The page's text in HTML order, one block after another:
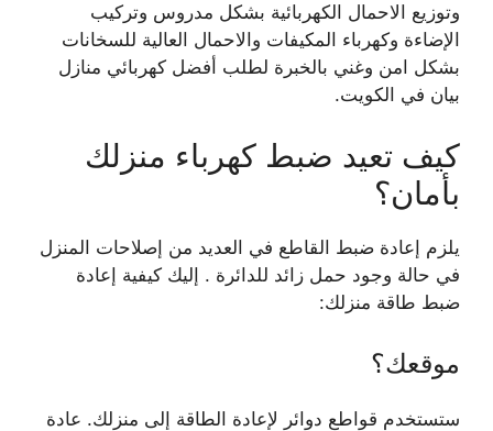
وتوزيع الاحمال الكهربائية بشكل مدروس وتركيب
الإضاءة وكهرباء المكيفات والاحمال العالية للسخانات
بشكل امن وغني بالخبرة لطلب أفضل كهربائي منازل
بيان في الكويت.
كيف تعيد ضبط كهرباء منزلك
بأمان؟
يلزم إعادة ضبط القاطع في العديد من إصلاحات المنزل
في حالة وجود حمل زائد للدائرة . إليك كيفية إعادة
ضبط طاقة منزلك:
موقعك؟
ستستخدم قواطع دوائر لإعادة الطاقة إلى منزلك. عادة